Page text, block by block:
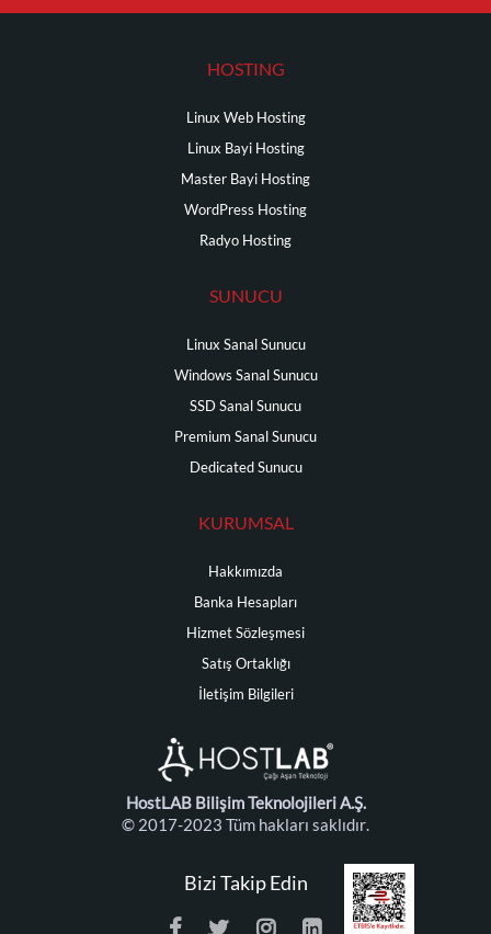
HOSTING
Linux Web Hosting
Linux Bayi Hosting
Master Bayi Hosting
WordPress Hosting
Radyo Hosting
SUNUCU
Linux Sanal Sunucu
Windows Sanal Sunucu
SSD Sanal Sunucu
Premium Sanal Sunucu
Dedicated Sunucu
KURUMSAL
Hakkımızda
Banka Hesapları
Hizmet Sözleşmesi
Satış Ortaklığı
İletişim Bilgileri
HostLAB Bilişim Teknolojileri A.Ş.
© 2017-2023 Tüm hakları saklıdır.
Bizi Takip Edin